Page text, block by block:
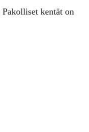
Pakolliset kentät on